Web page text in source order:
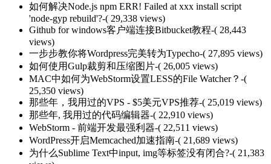
如何解决Node.js npm ERR! Failed at xxx install script
'node-gyp rebuild'?-( 29,338 views)
Github for windows客户端连接Bitbucket教程-( 28,443
views)
一步步教你将Wordpress完美转为Typecho-( 27,895 views)
如何使用Gulp裁剪和压缩图片-( 26,005 views)
MAC中如何为WebStorm设置LESS的File Watcher？ -(
25,350 views)
那些年，我用过的VPS - $5美元VPS推荐-( 25,019 views)
那些年, 我用过的代码编辑器-( 22,910 views)
WebStorm - 前端开发最强利器-( 22,511 views)
WordPress开启Memcached加速指南-( 21,689 views)
为什么Sublime Text中input, img等标签没有闭合?-( 21,383